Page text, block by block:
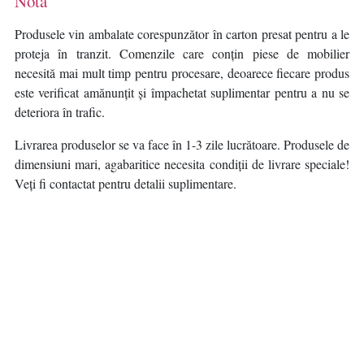
Produsele vin ambalate corespunzător în carton presat pentru a le
proteja în tranzit. Comenzile care conțin piese de mobilier
necesită mai mult timp pentru procesare, deoarece fiecare produs
este verificat amănunțit și împachetat suplimentar pentru a nu se
deteriora în trafic.
Livrarea produselor se va face în 1-3 zile lucrătoare. Produsele de
dimensiuni mari, agabaritice necesita condiții de livrare speciale!
Veți fi contactat pentru detalii suplimentare.